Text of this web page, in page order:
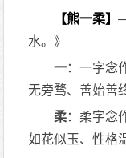
【熊一柔】
水。》
一：一字念
无旁骛、善始善
柔：柔字念
如花似玉、性格